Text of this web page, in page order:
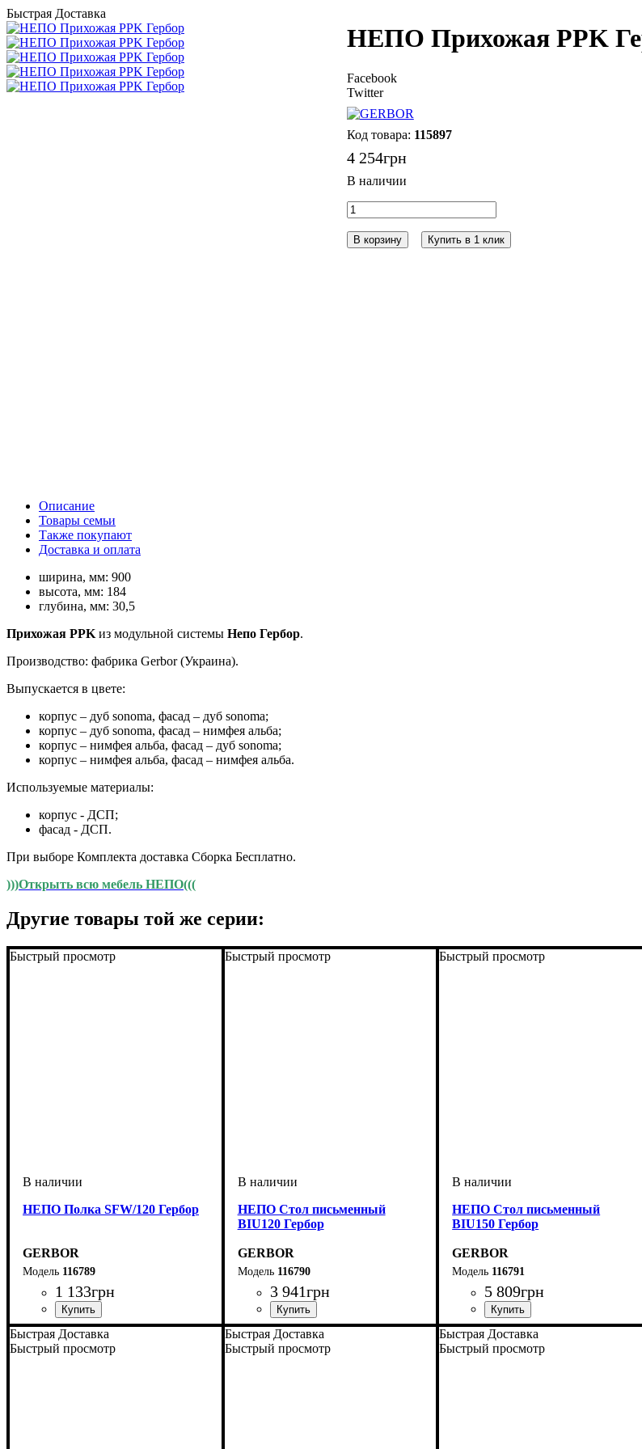
Быстрая Доставка
НЕПО Прихожая PPK
Facebook
Twitter
115897
4 254грн
В корзину Купить в 1 клик
Описание
Товары семьи
Также покупают
Доставка и оплата
ширина, мм: 900
высота, мм: 184
глубина, мм: 30,5
Прихожая PPK из модульной системы Непо Гербор.
Производство: фабрика Gerbor (Украина).
Выпускается в цвете:
корпус – дуб sonoma, фасад – дуб sonoma;
корпус – дуб sonoma, фасад – нимфея альба;
корпус – нимфея альба, фасад – дуб sonoma;
корпус – нимфея альба, фасад – нимфея альба.
Используемые материалы:
корпус - ДСП;
фасад - ДСП.
При выборе Комплекта доставка Сборка Бесплатно.
)))Открыть всю мебель НЕПО(((
Другие товары той же серии:
Быстрый просмотр
НЕПО Полка SFW/120 Гербор
GERBOR
116789
1 133грн
ширина, мм: 1200
высота, мм: 320
глубина, мм: 240
Быстрый просмотр
НЕПО Стол письменный
BIU120 Гербор
GERBOR
116790
3 941грн
ширина, мм: 1200
высота, мм: 760
глубина, мм: 590
Быстрый просмотр
НЕПО Стол письменный
BIU150 Гербор
GERBOR
116791
5 809грн
ширина, мм: 1500
высота, мм: 750
глубина, мм: 590
Быстрая Доставка
Быстрый просмотр
Быстрая Доставка
Быстрый просмотр
Быстрая Доставка
Быстрый просмотр